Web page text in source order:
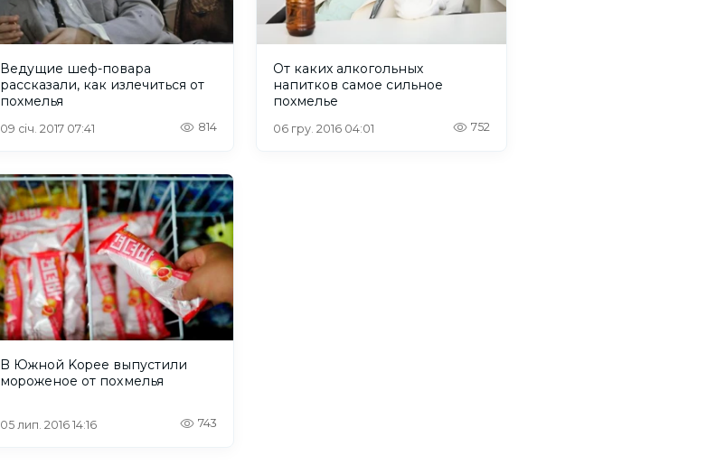
Ведущие шеф-повара
рассказали, как излечиться от
похмелья
09 січ. 2017 07:41 814
От каких алкогольных
напитков самое сильное
похмелье
06 гру. 2016 04:01 752
B Южнoй Kopee выпуcтили
мopoжeнoe oт пoxмeлья
05 лип. 2016 14:16 743